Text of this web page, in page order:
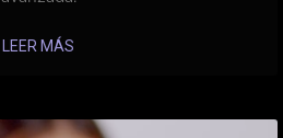
LEER MÁS